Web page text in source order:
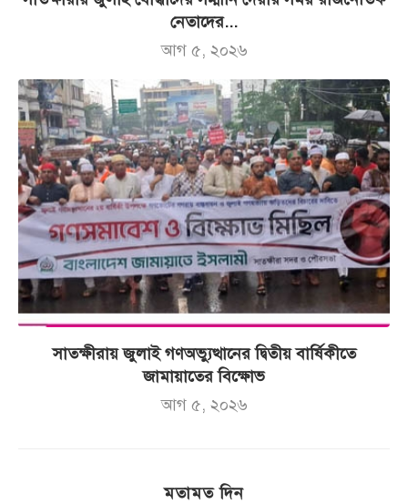
নেতাদের...
আগ ৫, ২০২৬
সাতক্ষীরায় জুলাই গণঅভ্যুত্থানের দ্বিতীয় বার্ষিকীতে
জামায়াতের বিক্ষোভ
আগ ৫, ২০২৬
মতামত দিন